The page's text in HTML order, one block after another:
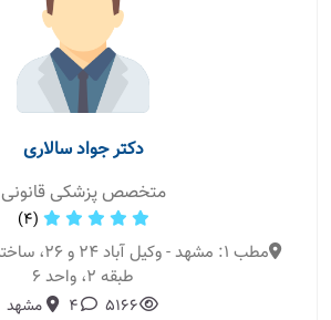
دکتر جواد سالاری
متخصص پزشکی قانونی
(4)
طبقه ۲، واحد ۶
5166
4 مشهد